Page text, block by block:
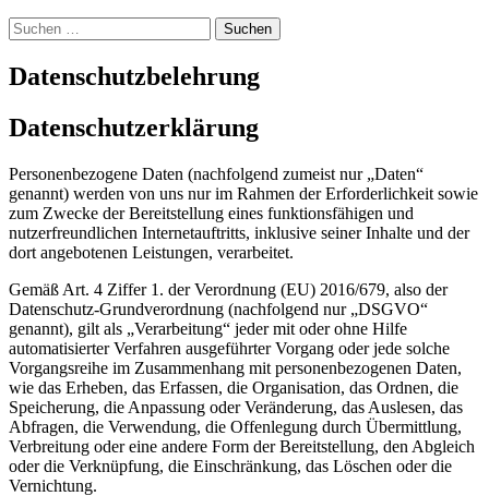
Suchen
nach:
Datenschutzbelehrung
Datenschutzerklärung
Personenbezogene Daten (nachfolgend zumeist nur „Daten“
genannt) werden von uns nur im Rahmen der Erforderlichkeit sowie
zum Zwecke der Bereitstellung eines funktionsfähigen und
nutzerfreundlichen Internetauftritts, inklusive seiner Inhalte und der
dort angebotenen Leistungen, verarbeitet.
Gemäß Art. 4 Ziffer 1. der Verordnung (EU) 2016/679, also der
Datenschutz-Grundverordnung (nachfolgend nur „DSGVO“
genannt), gilt als „Verarbeitung“ jeder mit oder ohne Hilfe
automatisierter Verfahren ausgeführter Vorgang oder jede solche
Vorgangsreihe im Zusammenhang mit personenbezogenen Daten,
wie das Erheben, das Erfassen, die Organisation, das Ordnen, die
Speicherung, die Anpassung oder Veränderung, das Auslesen, das
Abfragen, die Verwendung, die Offenlegung durch Übermittlung,
Verbreitung oder eine andere Form der Bereitstellung, den Abgleich
oder die Verknüpfung, die Einschränkung, das Löschen oder die
Vernichtung.